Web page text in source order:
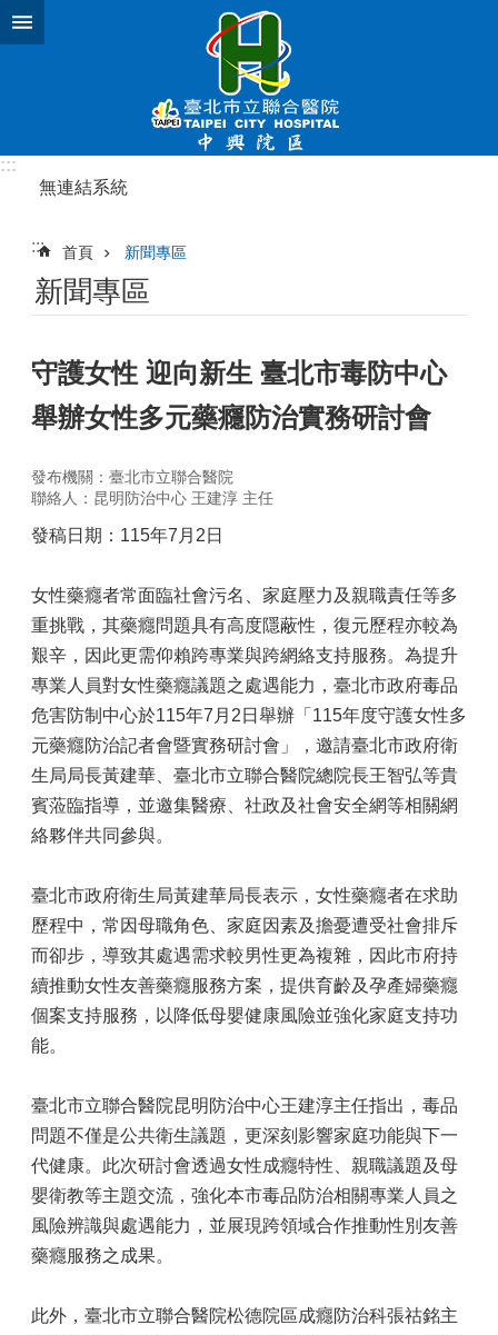
跳到主要內容區塊
:::
無連結系統
::: 首頁 新聞專區
新聞專區
守護女性 迎向新生 臺北市毒防中心
舉辦女性多元藥癮防治實務研討會
發布機關：臺北市立聯合醫院
聯絡人：昆明防治中心 王建淳 主任
發稿日期：115年7月2日
女性藥癮者常面臨社會污名、家庭壓力及親職責任等多
重挑戰，其藥癮問題具有高度隱蔽性，復元歷程亦較為
艱辛，因此更需仰賴跨專業與跨網絡支持服務。為提升
專業人員對女性藥癮議題之處遇能力，臺北市政府毒品
危害防制中心於115年7月2日舉辦「115年度守護女性多
元藥癮防治記者會暨實務研討會」，邀請臺北市政府衛
生局局長黃建華、臺北市立聯合醫院總院長王智弘等貴
賓蒞臨指導，並邀集醫療、社政及社會安全網等相關網
絡夥伴共同參與。
臺北市政府衛生局黃建華局長表示，女性藥癮者在求助
歷程中，常因母職角色、家庭因素及擔憂遭受社會排斥
而卻步，導致其處遇需求較男性更為複雜，因此市府持
續推動女性友善藥癮服務方案，提供育齡及孕產婦藥癮
個案支持服務，以降低母嬰健康風險並強化家庭支持功
能。
臺北市立聯合醫院昆明防治中心王建淳主任指出，毒品
問題不僅是公共衛生議題，更深刻影響家庭功能與下一
代健康。此次研討會透過女性成癮特性、親職議題及母
嬰衛教等主題交流，強化本市毒品防治相關專業人員之
風險辨識與處遇能力，並展現跨領域合作推動性別友善
藥癮服務之成果。
此外，臺北市立聯合醫院松德院區成癮防治科張祜銘主